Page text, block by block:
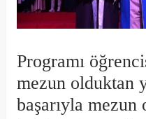
Programı
mezun olduktan
başarıyla